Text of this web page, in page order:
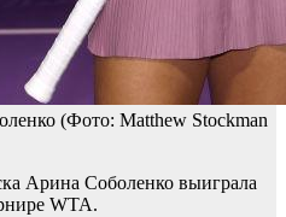
(Фото: Matthew Stockman
Арина Соболенко выиграла
WTA.